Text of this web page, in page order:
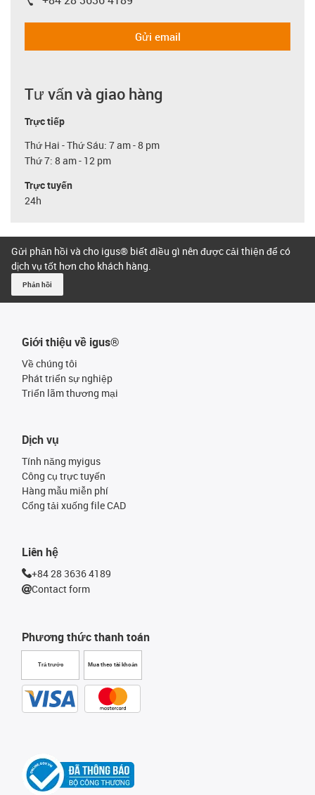
Gửi email
Tư vấn và giao hàng
Trực tiếp
Thứ Hai - Thứ Sáu: 7 am - 8 pm
Thứ 7: 8 am - 12 pm
Trực tuyến
24h
Gửi phản hồi và cho igus® biết điều gì nên được cải thiện để có
dịch vụ tốt hơn cho khách hàng.
Phản hồi
Giới thiệu về igus®
Về chúng tôi
Phát triển sự nghiệp
Triển lãm thương mại
Phương thức thanh toán
Trả trước Mua theo tài khoản
Dịch vụ
Tính năng myigus
Công cụ trực tuyến
Hàng mẫu miễn phí
Cổng tải xuống file CAD
Liên hệ
+84 28 3636 4189
Contact form